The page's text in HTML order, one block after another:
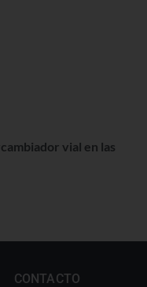
vial en las
CONTACTO